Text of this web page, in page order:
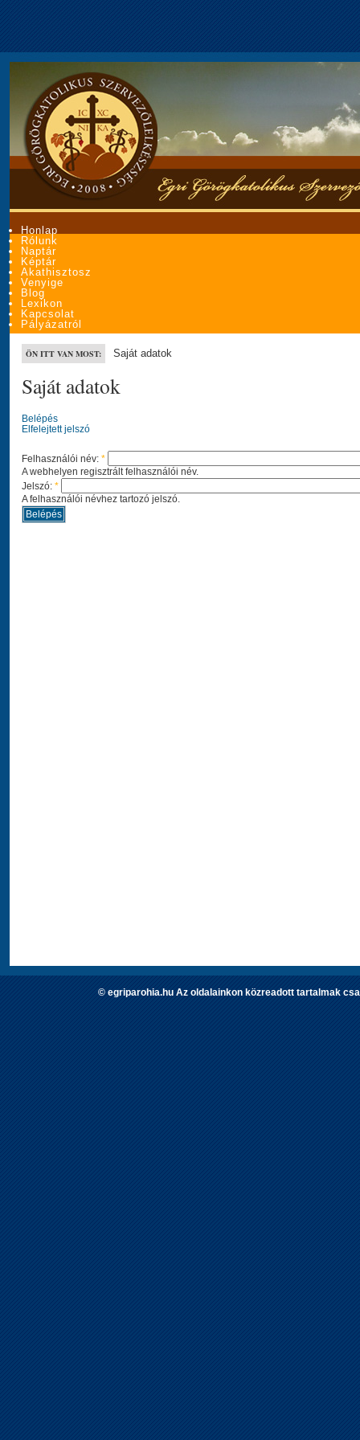
Honlap
Rólunk
Naptár
Képtár
Akathisztosz
Venyige
Blog
Lexikon
Kapcsolat
Pályázatról
ÖN ITT VAN MOST: Saját adatok
Saját adatok
Belépés
Elfelejtett jelszó
Felhasználói név: *
A webhelyen regisztrált felhasználói név.
Jelszó: *
A felhasználói névhez tartozó jelszó.
© egriparohia.hu Az oldalainkon közreadott tartalmak